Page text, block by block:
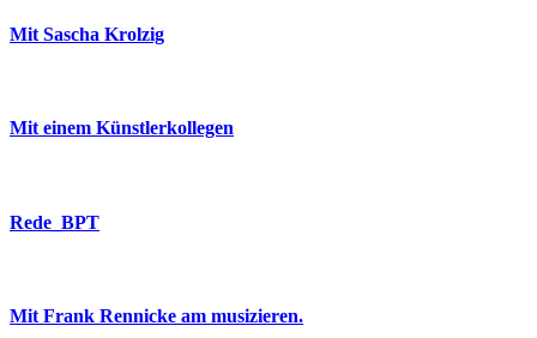
Mit Sascha Krolzig
Mit einem Künstlerkollegen
Rede_BPT
Mit Frank Rennicke am musizieren.